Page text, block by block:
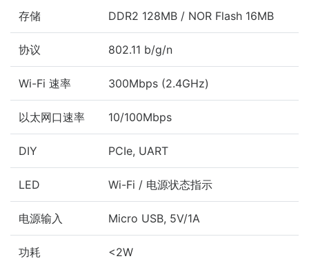
存储 DDR2 128MB / NOR Flash 16MB
协议 802.11 b/g/n
Wi-Fi 速率 300Mbps (2.4GHz)
以太网口速率 10/100Mbps
DIY PCIe, UART
LED Wi-Fi / 电源状态指示
电源输入 Micro USB, 5V/1A
功耗 <2W